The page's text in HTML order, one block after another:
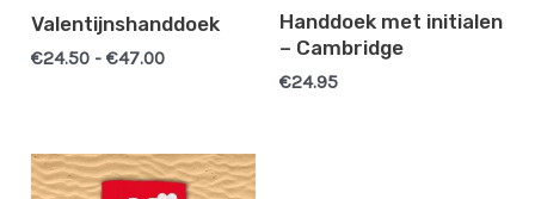
Valentijnshanddoek
€24.50 - €47.00
Handdoek met initialen
– Cambridge
€24.95